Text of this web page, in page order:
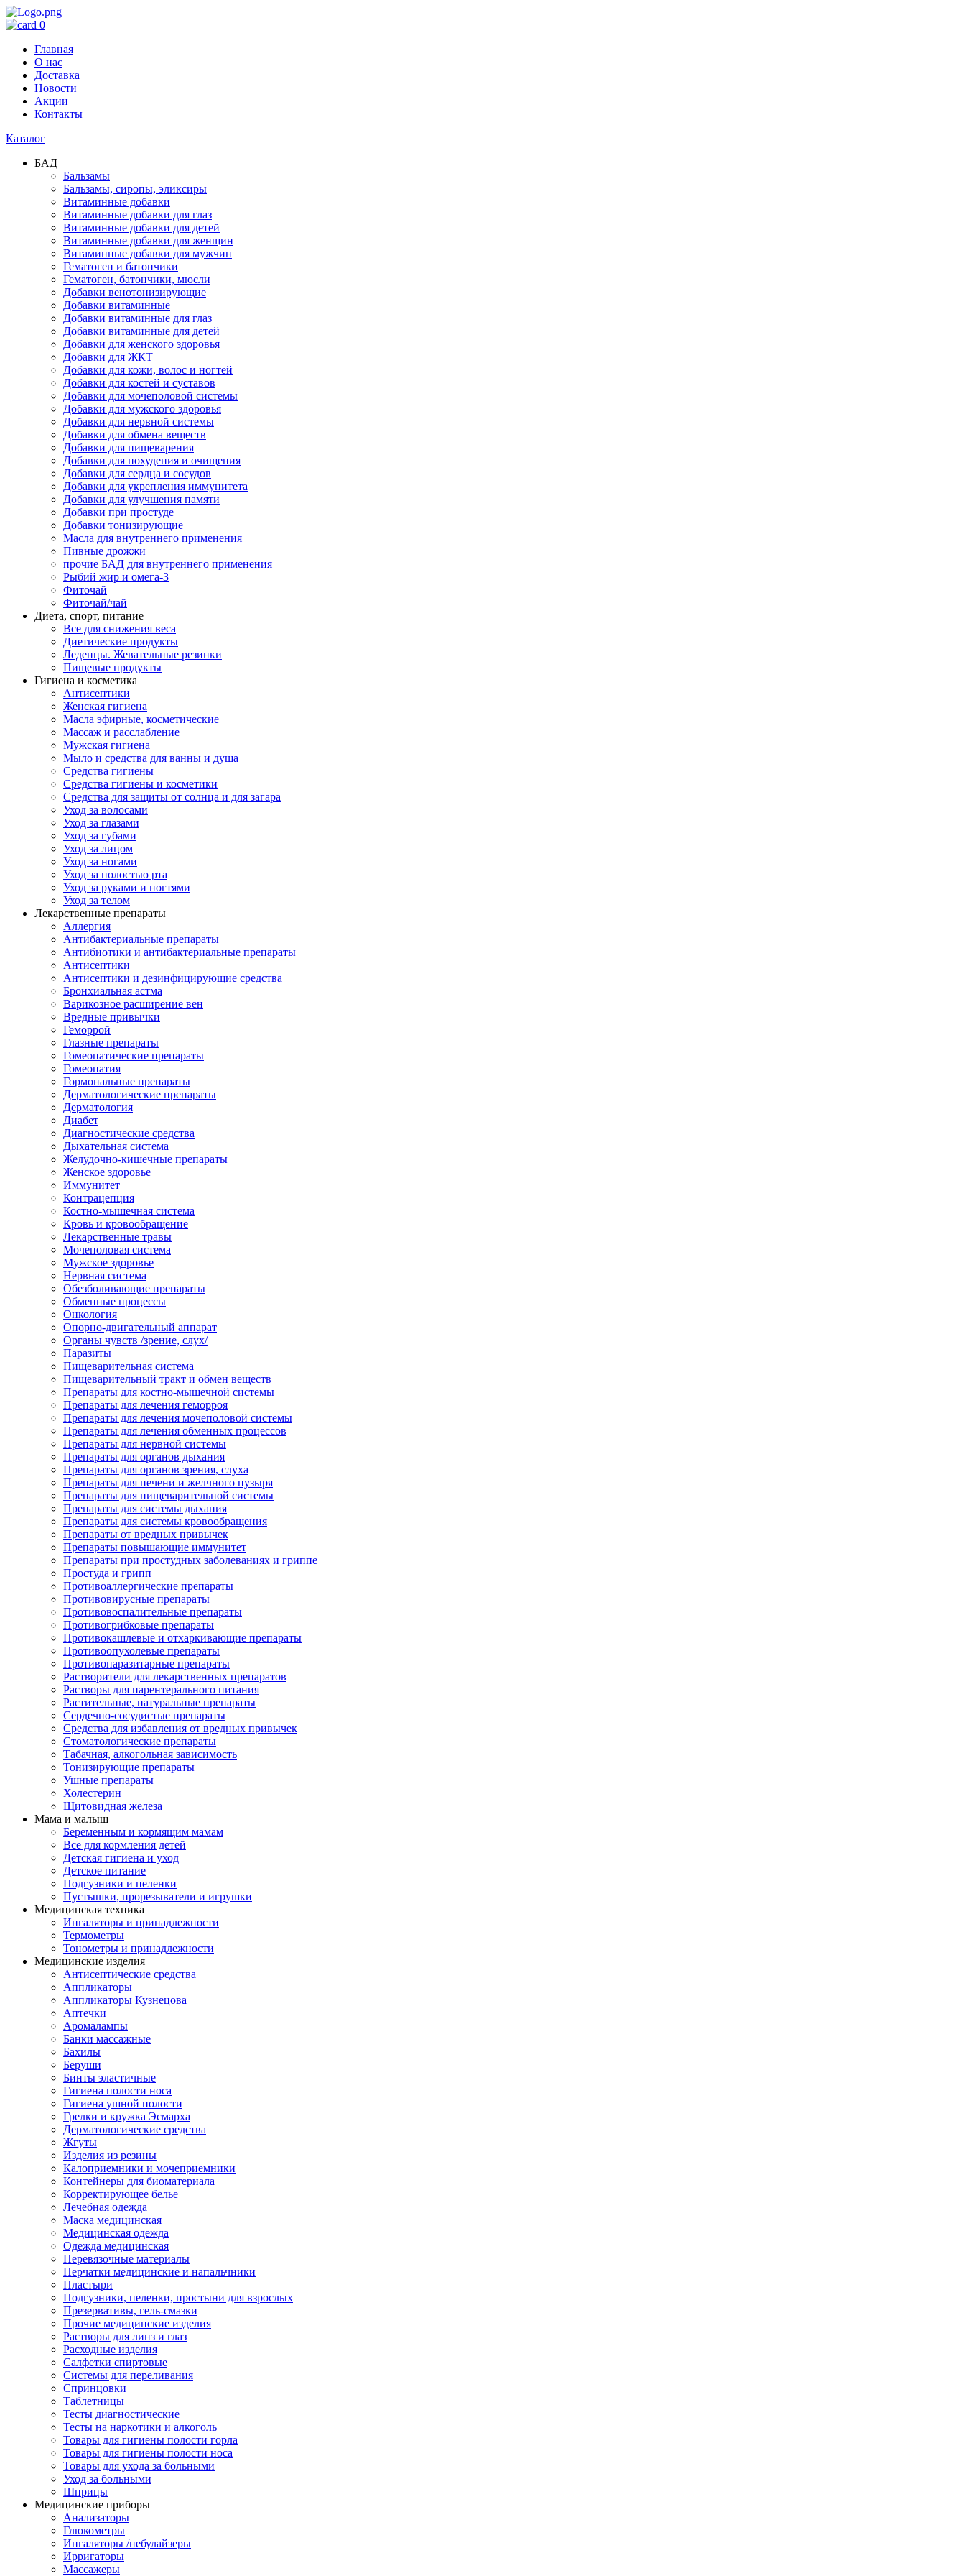
0
Главная
О нас
Доставка
Новости
Акции
Контакты
Каталог
БАД
Бальзамы
Бальзамы, сиропы, эликсиры
Витаминные добавки
Витаминные добавки для глаз
Витаминные добавки для детей
Витаминные добавки для женщин
Витаминные добавки для мужчин
Гематоген и батончики
Гематоген, батончики, мюсли
Добавки венотонизирующие
Добавки витаминные
Добавки витаминные для глаз
Добавки витаминные для детей
Добавки для женского здоровья
Добавки для ЖКТ
Добавки для кожи, волос и ногтей
Добавки для костей и суставов
Добавки для мочеполовой системы
Добавки для мужского здоровья
Добавки для нервной системы
Добавки для обмена веществ
Добавки для пищеварения
Добавки для похудения и очищения
Добавки для сердца и сосудов
Добавки для укрепления иммунитета
Добавки для улучшения памяти
Добавки при простуде
Добавки тонизирующие
Масла для внутреннего применения
Пивные дрожжи
прочие БАД для внутреннего применения
Рыбий жир и омега-3
Фиточай
Фиточай/чай
Диета, спорт, питание
Все для снижения веса
Диетические продукты
Леденцы. Жевательные резинки
Пищевые продукты
Гигиена и косметика
Антисептики
Женская гигиена
Масла эфирные, косметические
Массаж и расслабление
Мужская гигиена
Мыло и средства для ванны и душа
Средства гигиены
Средства гигиены и косметики
Средства для защиты от солнца и для загара
Уход за волосами
Уход за глазами
Уход за губами
Уход за лицом
Уход за ногами
Уход за полостью рта
Уход за руками и ногтями
Уход за телом
Лекарственные препараты
Аллергия
Антибактериальные препараты
Антибиотики и антибактериальные препараты
Антисептики
Антисептики и дезинфицирующие средства
Бронхиальная астма
Варикозное расширение вен
Вредные привычки
Геморрой
Глазные препараты
Гомеопатические препараты
Гомеопатия
Гормональные препараты
Дерматологические препараты
Дерматология
Диабет
Диагностические средства
Дыхательная система
Желудочно-кишечные препараты
Женское здоровье
Иммунитет
Контрацепция
Костно-мышечная система
Кровь и кровообращение
Лекарственные травы
Мочеполовая система
Мужское здоровье
Нервная система
Обезболивающие препараты
Обменные процессы
Онкология
Опорно-двигательный аппарат
Органы чувств /зрение, слух/
Паразиты
Пищеварительная система
Пищеварительный тракт и обмен веществ
Препараты для костно-мышечной системы
Препараты для лечения геморроя
Препараты для лечения мочеполовой системы
Препараты для лечения обменных процессов
Препараты для нервной системы
Препараты для органов дыхания
Препараты для органов зрения, слуха
Препараты для печени и желчного пузыря
Препараты для пищеварительной системы
Препараты для системы дыхания
Препараты для системы кровообращения
Препараты от вредных привычек
Препараты повышающие иммунитет
Препараты при простудных заболеваниях и гриппе
Простуда и грипп
Противоаллергические препараты
Противовирусные препараты
Противовоспалительные препараты
Противогрибковые препараты
Противокашлевые и отхаркивающие препараты
Противоопухолевые препараты
Противопаразитарные препараты
Растворители для лекарственных препаратов
Растворы для парентерального питания
Растительные, натуральные препараты
Сердечно-сосудистые препараты
Средства для избавления от вредных привычек
Стоматологические препараты
Табачная, алкогольная зависимость
Тонизирующие препараты
Ушные препараты
Холестерин
Щитовидная железа
Мама и малыш
Беременным и кормящим мамам
Все для кормления детей
Детская гигиена и уход
Детское питание
Подгузники и пеленки
Пустышки, прорезыватели и игрушки
Медицинская техника
Ингаляторы и принадлежности
Термометры
Тонометры и принадлежности
Медицинские изделия
Антисептические средства
Аппликаторы
Аппликаторы Кузнецова
Аптечки
Аромалампы
Банки массажные
Бахилы
Беруши
Бинты эластичные
Гигиена полости носа
Гигиена ушной полости
Грелки и кружка Эсмарха
Дерматологические средства
Жгуты
Изделия из резины
Калоприемники и мочеприемники
Контейнеры для биоматериала
Корректирующее белье
Лечебная одежда
Маска медицинская
Медицинская одежда
Одежда медицинская
Перевязочные материалы
Перчатки медицинские и напальчники
Пластыри
Подгузники, пеленки, простыни для взрослых
Презервативы, гель-смазки
Прочие медицинские изделия
Растворы для линз и глаз
Расходные изделия
Салфетки спиртовые
Системы для переливания
Спринцовки
Таблетницы
Тесты диагностические
Тесты на наркотики и алкоголь
Товары для гигиены полости горла
Товары для гигиены полости носа
Товары для ухода за больными
Уход за больными
Шприцы
Медицинские приборы
Анализаторы
Глюкометры
Ингаляторы /небулайзеры
Ирригаторы
Массажеры